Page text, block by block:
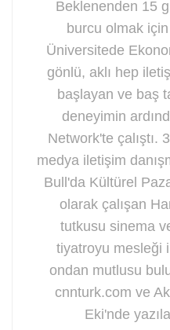
Beklenenden 15
burcu olmak
Üniversitede
gönlü, aklı hep
başlayan ve baş
deneyimin
Network'te çalıştı.
medya iletişim
Bull'da Kültürel
olarak çalışan
tutkusu sinema
tiyatroyu mesleği
ondan mutlusu
cnnturk.com ve
Eki'nde